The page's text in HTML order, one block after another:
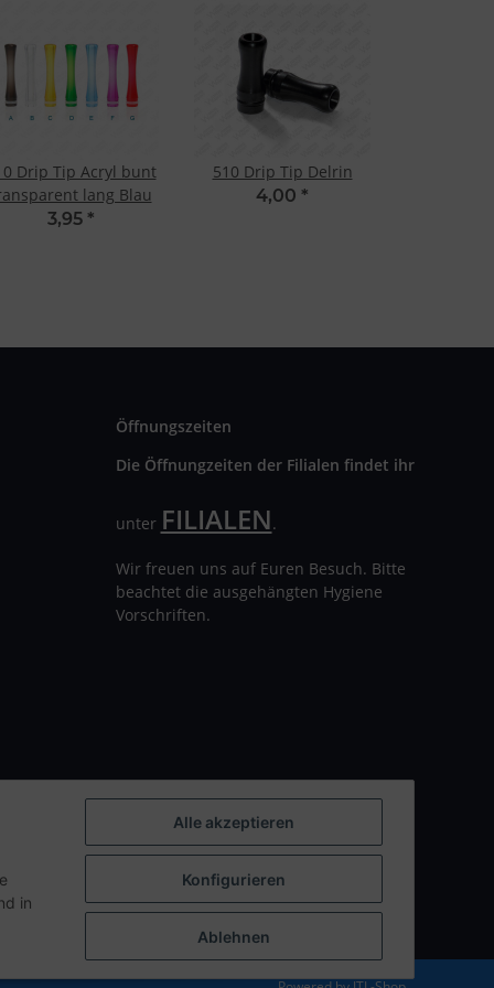
Drip Tip Acryl bunt
lang Blau
3,95 *
510 Drip Tip Delrin
4,00 *
Öffnungszeiten
Die Öffnungzeiten der Filialen findet ihr
unter FILIALEN.
Wir freuen uns auf Euren Besuch. Bitte
beachtet die ausgehängten Hygiene
Vorschriften.
in
Alle akzeptieren
Konfigurieren
Ablehnen